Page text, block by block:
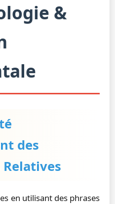
&
des
en utilisant des phrases